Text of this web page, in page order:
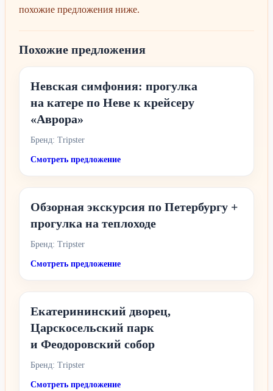
похожие предложения ниже.
Похожие предложения
Невская симфония: прогулка
на катере по Неве к крейсеру
«Аврора»
Бренд: Tripster
Смотреть предложение
Обзорная экскурсия по Петербургу +
прогулка на теплоходе
Бренд: Tripster
Смотреть предложение
Екатерининский дворец,
Царскосельский парк
и Феодоровский собор
Бренд: Tripster
Смотреть предложение